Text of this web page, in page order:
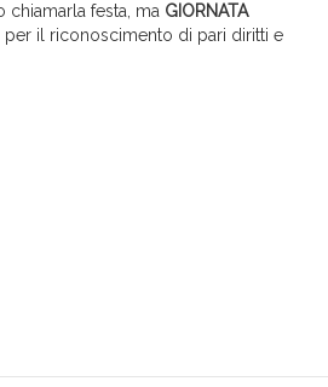
festa, ma GIORNATA
il riconoscimento di pari diritti e